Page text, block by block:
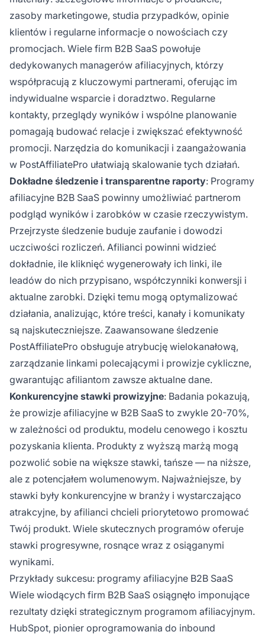
zasoby marketingowe, studia przypadków, opinie
klientów i regularne informacje o nowościach czy
promocjach. Wiele firm B2B SaaS powołuje
dedykowanych managerów afiliacyjnych, którzy
współpracują z kluczowymi partnerami, oferując im
indywidualne wsparcie i doradztwo. Regularne
kontakty, przeglądy wyników i wspólne planowanie
pomagają budować relacje i zwiększać efektywność
promocji. Narzędzia do komunikacji i zaangażowania
w PostAffiliatePro ułatwiają skalowanie tych działań.
Dokładne śledzenie i transparentne raporty: Programy
afiliacyjne B2B SaaS powinny umożliwiać partnerom
podgląd wyników i zarobków w czasie rzeczywistym.
Przejrzyste śledzenie buduje zaufanie i dowodzi
uczciwości rozliczeń. Afilianci powinni widzieć
dokładnie, ile kliknięć wygenerowały ich linki, ile
leadów do nich przypisano, współczynniki konwersji i
aktualne zarobki. Dzięki temu mogą optymalizować
działania, analizując, które treści, kanały i komunikaty
są najskuteczniejsze. Zaawansowane śledzenie
PostAffiliatePro obsługuje atrybucję wielokanałową,
zarządzanie linkami polecającymi i prowizje cykliczne,
gwarantując afiliantom zawsze aktualne dane.
Konkurencyjne stawki prowizyjne: Badania pokazują,
że prowizje afiliacyjne w B2B SaaS to zwykle 20-70%,
w zależności od produktu, modelu cenowego i kosztu
pozyskania klienta. Produkty z wyższą marżą mogą
pozwolić sobie na większe stawki, tańsze — na niższe,
ale z potencjałem wolumenowym. Najważniejsze, by
stawki były konkurencyjne w branży i wystarczająco
atrakcyjne, by afilianci chcieli priorytetowo promować
Twój produkt. Wiele skutecznych programów oferuje
stawki progresywne, rosnące wraz z osiąganymi
wynikami.
Przykłady sukcesu: programy afiliacyjne B2B SaaS
Wiele wiodących firm B2B SaaS osiągnęło imponujące
rezultaty dzięki strategicznym programom afiliacyjnym.
HubSpot, pionier oprogramowania do inbound